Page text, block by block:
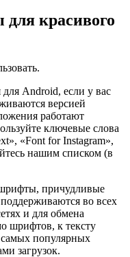
красивого
Android, если у вас
версией
работают
ключевые слова
«Font for Instagram»,
нашим списком (в
причудливые
во всех
и для обмена
шрифтов, к тексту
популярных
загрузок.